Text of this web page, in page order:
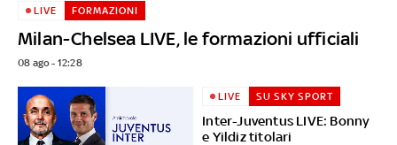
Milan-Chelsea LIVE, le formazioni ufficiali
LIVE FORMAZIONI
08 ago - 12:28
Inter-Juventus LIVE: Bonny
e Yildiz titolari
LIVE SU SKY SPORT